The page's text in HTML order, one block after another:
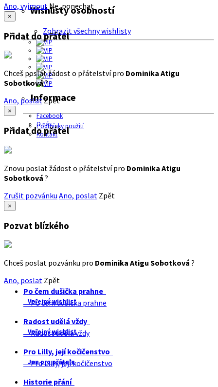
Wishlisty osobností
Zobrazit všechny wishlisty
Informace
Facebook
O nás
Podmínky použití
Kontakt
Ano, vyjmout Ne, ponechat
×
Přidat do přátel
Chceš poslat žádost o přátelství pro Dominika Atigu
Sobotková?
Ano, poslatZpět
×
Přidat do přátel
Znovu poslat žádost o přátelství pro Dominika Atigu
Sobotková ?
Zrušit pozvánku Ano, poslat Zpět
×
Pozvat blízkého
Chceš poslat pozvánku pro Dominika Atigu Sobotková ?
Ano, poslat Zpět
Po čem dušička prahne
Veřejný wishlist
Po čem dušička prahne
Radost udělá vždy
Veřejný wishlist
Radost udělá vždy
Pro Lilly, její kočičenstvo
Jen pro přátele
Pro Lilly, její kočičenstvo
Historie přání